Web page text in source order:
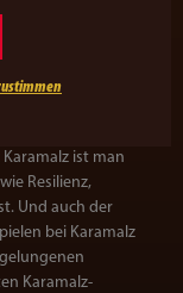
dass
ist man
Resilienz,
Und auch der
bei Karamalz
Karamalz-